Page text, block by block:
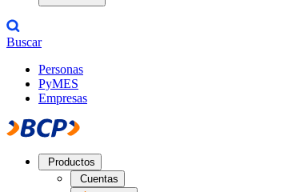
Buscar
Personas
PyMES
Empresas
Productos
Cuentas